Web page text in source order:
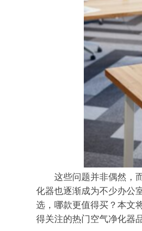
这些问题并非偶然，
化器也逐渐成为不少办公
选，哪款更值得买？本文
得关注的热门空气净化器